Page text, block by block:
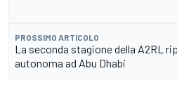
PROSSIMO ARTICOLO
La seconda stagione della A2RL
autonoma ad Abu Dhabi